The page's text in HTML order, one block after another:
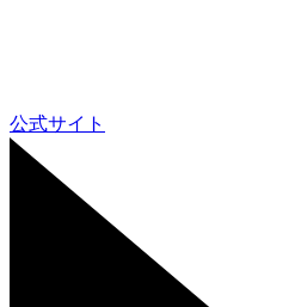
公式サイト